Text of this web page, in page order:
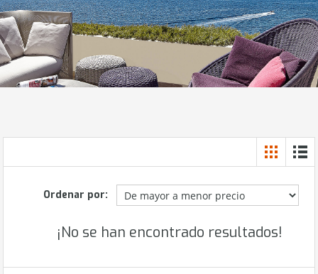
Ordenar por:
¡No se han encontrado resultados!